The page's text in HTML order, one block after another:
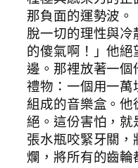
那負面的運勢波
脫一切的理性與
的傻氣啊！」他
邊。那裡放著一
禮物：一個用一
組成的音樂盒。
絕。這份害怕，就
張水瓶咬緊牙關
爛，將所有的齒